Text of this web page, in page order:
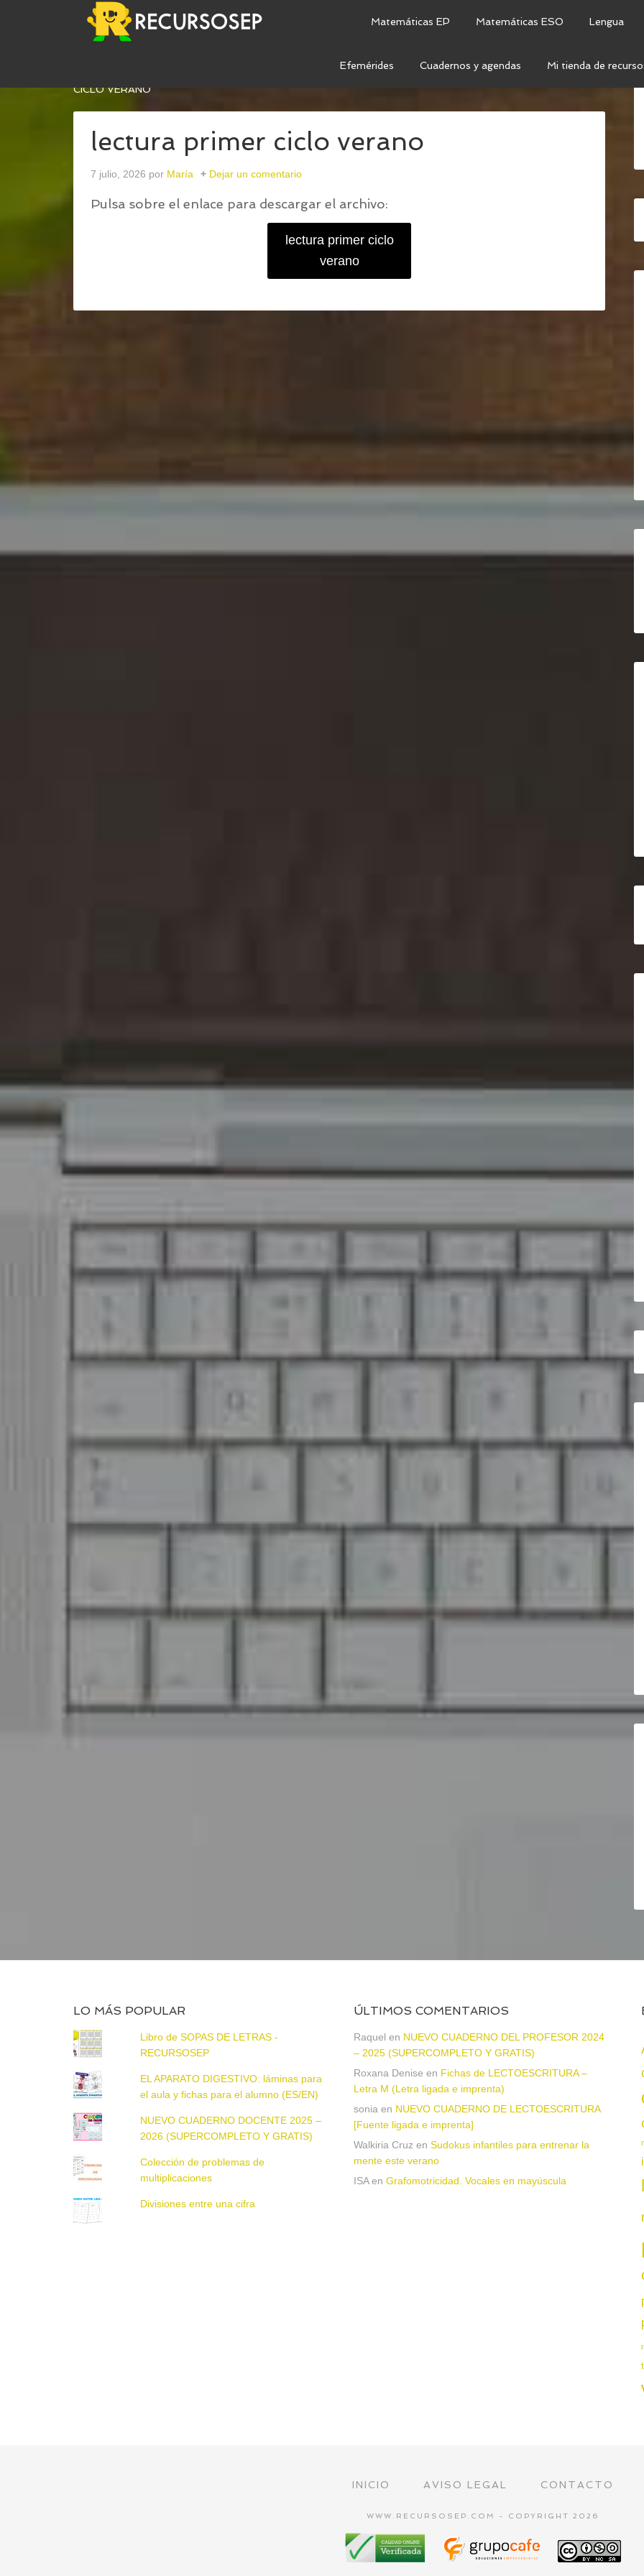
Matemáticas EP Matemáticas ESO Lengua
Efemérides Cuadernos y agendas Mi tienda de
LECTURA COMPRENSIVA PRIMER CICLO - VERANO
LECTURA PRIMER
CICLO VERANO
lectura primer ciclo verano
7 julio, 2026 por María Dejar un comentario
Pulsa sobre el enlace para descargar el archivo:
lectura primer ciclo
verano
LO MÁS POPULAR
Libro de SOPAS DE LETRAS -
RECURSOSEP
EL APARATO DIGESTIVO: láminas para
el aula y fichas para el alumno (ES/EN)
NUEVO CUADERNO DOCENTE 2025 –
2026 (SUPERCOMPLETO Y GRATIS)
Colección de problemas de
multiplicaciones
Divisiones entre una cifra
ÚLTIMOS COMENTARIOS
Raquel en NUEVO CUADERNO DEL PROFESOR 2024
– 2025 (SUPERCOMPLETO Y GRATIS)
Roxana Denise en Fichas de LECTOESCRITURA –
Letra M (Letra ligada e imprenta)
sonia en NUEVO CUADERNO DE LECTOESCRITURA
[Fuente ligada e imprenta]
Walkiria Cruz en Sudokus infantiles para entrenar la
mente este verano
ISAen Grafomotricidad. Vocales en mayúscula
INICIO AVISO LEGAL CONTACTO
WWW.RECURSOSEP.COM - COPYRIGHT 2026